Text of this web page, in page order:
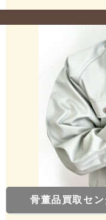
骨董品買取セ